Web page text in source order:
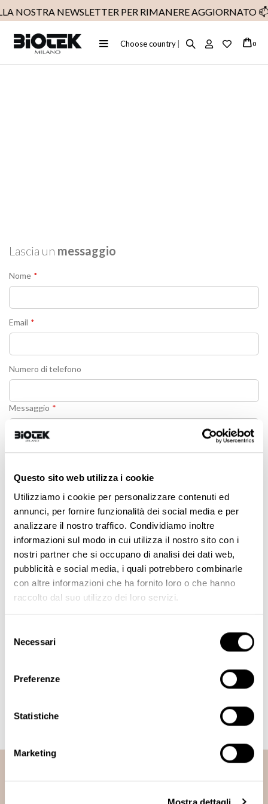
Questo sito web utilizza i cookie
Utilizziamo i cookie per personalizzare contenuti ed
annunci, per fornire funzionalità dei social media e per
analizzare il nostro traffico. Condividiamo inoltre
informazioni sul modo in cui utilizza il nostro sito con i
nostri partner che si occupano di analisi dei dati web,
pubblicità e social media, i quali potrebbero combinarle
con altre informazioni che ha fornito loro o che hanno
raccolto dal suo utilizzo dei loro servizi.
delNecessari
Preferenze
Statistiche
Marketing
Mostra dettagli
NOSTRA NEWSLETTER PER RIMANERE AGGIORNATO📫
Toggle
Nav
Choose country Cart
0
Lascia un messaggio
Nome
Email
Numero di telefono
Messaggio
Ho letto ed accettato laPrivacy policy
INVIA
Dettaglio Contatti
Telefono
+39 02 738 0144
Email
Iscriviti alla newsletter